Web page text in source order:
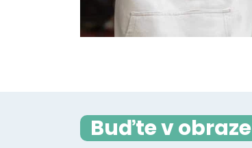
Buďte v obraze